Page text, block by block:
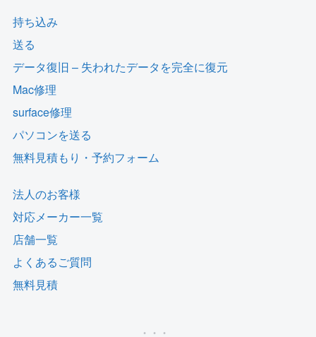
持ち込み
送る
データ復旧 – 失われたデータを完全に復元
Mac修理
surface修理
パソコンを送る
無料見積もり・予約フォーム
法人のお客様
対応メーカー一覧
店舗一覧
よくあるご質問
無料見積